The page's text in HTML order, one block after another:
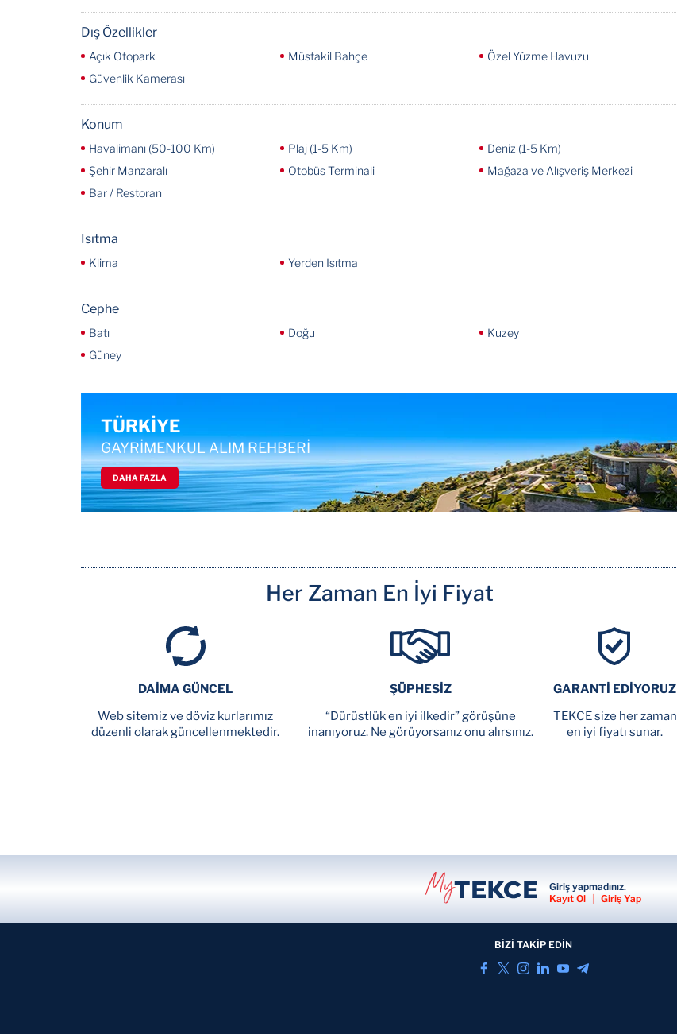
Dış Özellikler
Açık Otopark Müstakil Bahçe
Özel Yüzme Havuzu
Güvenlik Kamerası
Konum
Havalimanı (50-100 Km) Plaj (1-5 Km)
Deniz (1-5 Km)
Şehir Manzaralı
Otobüs Terminali
Mağaza ve Alışveriş Merkezi
Bar / Restoran
Isıtma
Klima Yerden Isıtma
Cephe
Batı Doğu
Kuzey
Güney
TÜRKİYE
GAYRİMENKUL ALIM REHBERİ
DAHA FAZLA
Her Zaman En İyi Fiyat
DAİMA GÜNCEL
Web sitemiz ve döviz kurlarımız
düzenli olarak güncellenmektedir.
ŞÜPHESİZ
“Dürüstlük en iyi ilkedir” görüşüne
inanıyoruz. Ne görüyorsanız onu alırsınız.
GARANTİ EDİYORUZ
TEKCE size her zaman
en iyi fiyatı sunar.
Giriş yapmadınız.
Kayıt Ol | Giriş Yap
BİZİ TAKİP EDİN